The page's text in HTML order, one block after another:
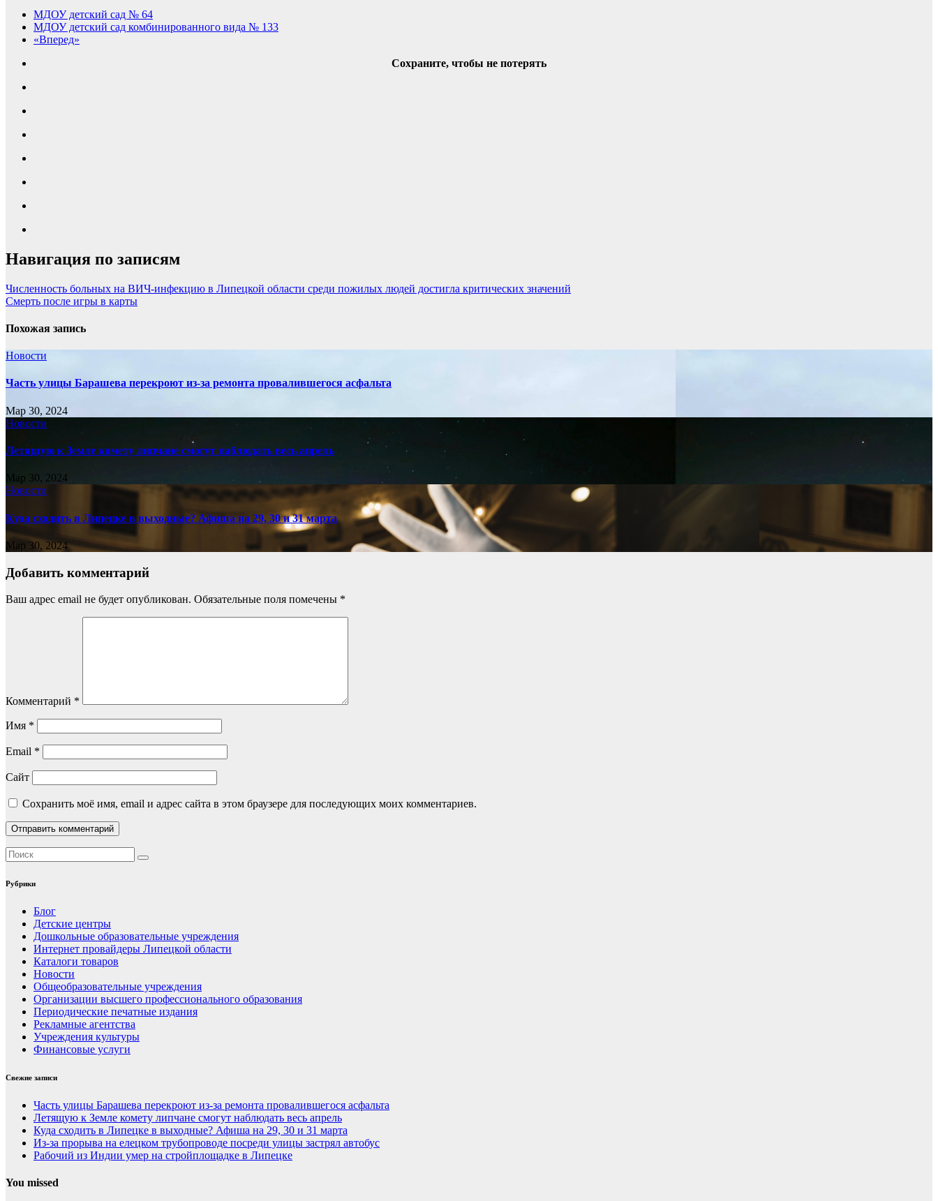
МДОУ детский сад № 64
МДОУ детский сад комбинированного вида № 133
«Вперед»
Сохраните, чтобы не потерять
Навигация по записям
Численность больных на ВИЧ-инфекцию в Липецкой области среди пожилых людей достигла критических значений
Смерть после игры в карты
Похожая запись
Новости
Часть улицы Барашева перекроют из-за ремонта провалившегося асфальта
Мар 30, 2024
Новости
Летящую к Земле комету липчане смогут наблюдать весь апрель
Мар 30, 2024
Новости
Куда сходить в Липецке в выходные? Афиша на 29, 30 и 31 марта
Мар 30, 2024
Добавить комментарий
Ваш адрес email не будет опубликован. Обязательные поля помечены *
Комментарий *
Имя *
Email *
Сайт
Сохранить моё имя, email и адрес сайта в этом браузере для последующих моих комментариев.
Рубрики
Блог
Детские центры
Дошкольные образовательные учреждения
Интернет провайдеры Липецкой области
Каталоги товаров
Новости
Общеобразовательные учреждения
Организации высшего профессионального образования
Периодические печатные издания
Рекламные агентства
Учреждения культуры
Финансовые услуги
Свежие записи
Часть улицы Барашева перекроют из-за ремонта провалившегося асфальта
Летящую к Земле комету липчане смогут наблюдать весь апрель
Куда сходить в Липецке в выходные? Афиша на 29, 30 и 31 марта
Из-за прорыва на елецком трубопроводе посреди улицы застрял автобус
Рабочий из Индии умер на стройплощадке в Липецке
You missed